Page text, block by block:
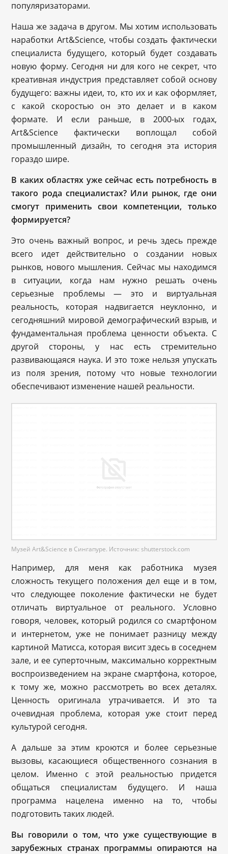
популяризаторами.
Наша же задача в другом. Мы хотим использовать
наработки Art&Science, чтобы создать фактически
специалиста будущего, который будет создавать
новую форму. Сегодня ни для кого не секрет, что
креативная индустрия представляет собой основу
будущего: важны идеи, то, кто их и как оформляет,
с какой скоростью он это делает и в каком
формате. И если раньше, в 2000-ых годах,
Art&Science фактически воплощал собой
промышленный дизайн, то сегодня эта история
гораздо шире.
В каких областях уже сейчас есть потребность в
такого рода специалистах? Или рынок, где они
смогут применить свои компетенции, только
формируется?
Это очень важный вопрос, и речь здесь прежде
всего идет действительно о создании новых
рынков, нового мышления. Сейчас мы находимся
в ситуации, когда нам нужно решать очень
серьезные проблемы — это и виртуальная
реальность, которая надвигается неуклонно, и
сегодняшний мировой демографический взрыв, и
фундаментальная проблема ценности объекта. С
другой стороны, у нас есть стремительно
развивающаяся наука. И это тоже нельзя упускать
из поля зрения, потому что новые технологии
обеспечивают изменение нашей реальности.
Музей Art&Science в Сингапуре. Источник: shutterstock.com
Например, для меня как работника музея
сложность текущего положения дел еще и в том,
что следующее поколение фактически не будет
отличать виртуальное от реального. Условно
говоря, человек, который родился со смартфоном
и интернетом, уже не понимает разницу между
картиной Матисса, которая висит здесь в соседнем
зале, и ее суперточным, максимально корректным
воспроизведением на экране смартфона, которое,
к тому же, можно рассмотреть во всех деталях.
Ценность оригинала утрачивается. И это та
очевидная проблема, которая уже стоит перед
культурой сегодня.
А дальше за этим кроются и более серьезные
вызовы, касающиеся общественного сознания в
целом. Именно с этой реальностью придется
общаться специалистам будущего. И наша
программа нацелена именно на то, чтобы
подготовить таких людей.
Вы говорили о том, что уже существующие в
зарубежных странах программы опираются на